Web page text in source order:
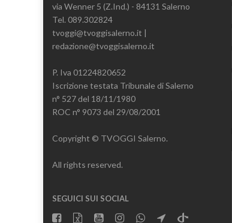
via Wenner 5 (Z.Ind.) - 84131 Salerno
Tel. 089.302824
tvoggi@tvoggisalerno.it |
redazione@tvoggisalerno.it
P. Iva 01224820652
Iscrizione testata Tribunale di Salerno
n° 527 del 18/11/1980
ROC n° 9073 del 29/08/2001
Copyright © TVOGGI Salerno.
All rights reserved.
SEGUICI SUI SOCIAL